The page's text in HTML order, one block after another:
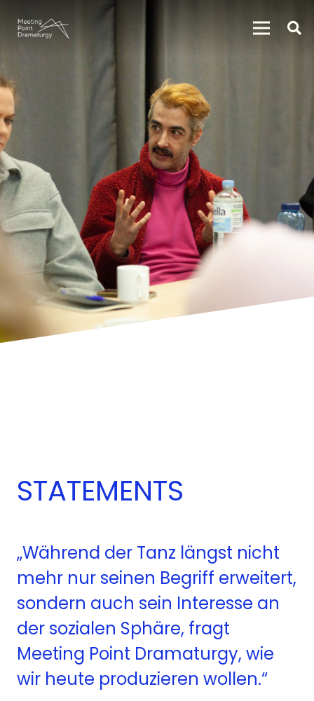
STATEMENTS
„Während der Tanz längst nicht
mehr nur seinen Begriff erweitert,
sondern auch sein Interesse an
der sozialen Sphäre, fragt
Meeting Point Dramaturgy, wie
wir heute produzieren wollen.“